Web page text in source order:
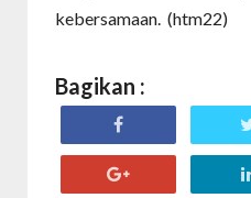
kebersamaan. (htm22)
Bagikan :